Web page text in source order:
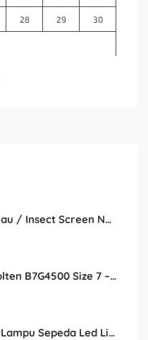
28 29 30
Jaring Kasa Hijau / Insect Screen Net – Kualitas Terjamin & Harga Eceran Terjangkau
Bola Basket Molten B7G4500 Size 7 – Resmi FIBA & IBL
Cod Paket 2in1 Lampu Sepeda Led Light Depan Dan Belakang Rechargeable